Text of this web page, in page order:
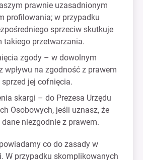
prawnie uzasadnionym
profilowania; w przypadku
sprzeciw skutkuje
takiego przetwarzania.
zgody – w dowolnym
wpływu na zgodność z prawem
jej cofnięcia.
skargi – do Prezesa Urzędu
Osobowych, jeśli uznasz, że
niezgodnie z prawem.
co do zasady w
W przypadku skomplikowanych